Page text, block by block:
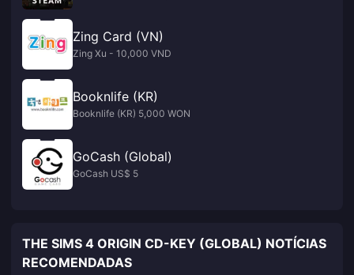
Zing Card (VN)
Zing Xu - 10,000 VND
Booknlife (KR)
Booknlife (KR) 5,000 WON
GoCash (Global)
GoCash US$ 5
THE SIMS 4 ORIGIN CD-KEY (GLOBAL) NOTÍCIAS
RECOMENDADAS